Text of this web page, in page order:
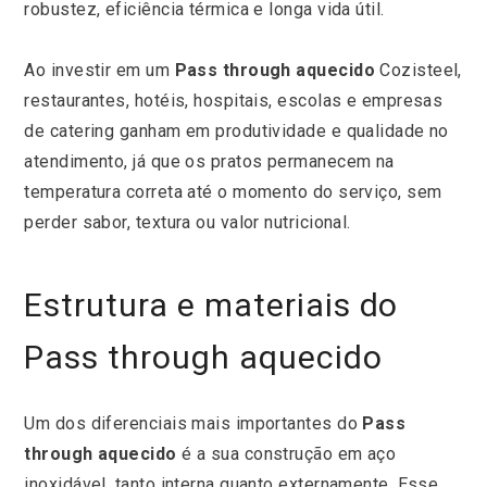
robustez, eficiência térmica e longa vida útil.
Ao investir em um Pass through aquecido Cozisteel,
restaurantes, hotéis, hospitais, escolas e empresas
de catering ganham em produtividade e qualidade no
atendimento, já que os pratos permanecem na
temperatura correta até o momento do serviço, sem
perder sabor, textura ou valor nutricional.
Estrutura e materiais do
Pass through aquecido
Um dos diferenciais mais importantes do Pass
through aquecido é a sua construção em aço